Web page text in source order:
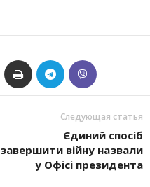
Следующая статья
Єдиний спосіб
завершити війну назвали
у Офісі президента